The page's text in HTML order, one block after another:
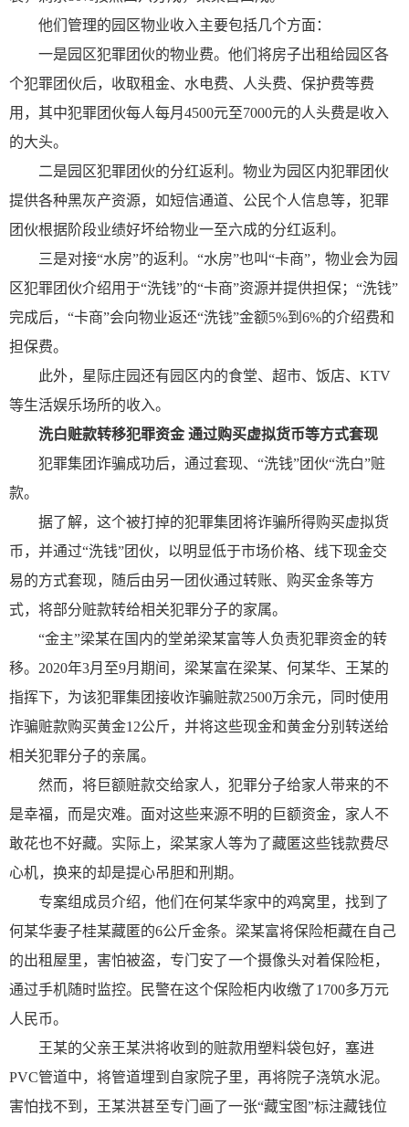
他们管理的园区物业收入主要包括几个方面：
一是园区犯罪团伙的物业费。他们将房子出租给园区各
个犯罪团伙后，收取租金、水电费、人头费、保护费等费
用，其中犯罪团伙每人每月4500元至7000元的人头费是收入
的大头。
二是园区犯罪团伙的分红返利。物业为园区内犯罪团伙
提供各种黑灰产资源，如短信通道、公民个人信息等，犯罪
团伙根据阶段业绩好坏给物业一至六成的分红返利。
三是对接“水房”的返利。“水房”也叫“卡商”，物业会为园
区犯罪团伙介绍用于“洗钱”的“卡商”资源并提供担保；“洗钱”
完成后，“卡商”会向物业返还“洗钱”金额5%到6%的介绍费和
担保费。
此外，星际庄园还有园区内的食堂、超市、饭店、KTV
等生活娱乐场所的收入。
洗白赃款转移犯罪资金 通过购买虚拟货币等方式套现
犯罪集团诈骗成功后，通过套现、“洗钱”团伙“洗白”赃
款。
据了解，这个被打掉的犯罪集团将诈骗所得购买虚拟货
币，并通过“洗钱”团伙，以明显低于市场价格、线下现金交
易的方式套现，随后由另一团伙通过转账、购买金条等方
式，将部分赃款转给相关犯罪分子的家属。
“金主”梁某在国内的堂弟梁某富等人负责犯罪资金的转
移。2020年3月至9月期间，梁某富在梁某、何某华、王某的
指挥下，为该犯罪集团接收诈骗赃款2500万余元，同时使用
诈骗赃款购买黄金12公斤，并将这些现金和黄金分别转送给
相关犯罪分子的亲属。
然而，将巨额赃款交给家人，犯罪分子给家人带来的不
是幸福，而是灾难。面对这些来源不明的巨额资金，家人不
敢花也不好藏。实际上，梁某家人等为了藏匿这些钱款费尽
心机，换来的却是提心吊胆和刑期。
专案组成员介绍，他们在何某华家中的鸡窝里，找到了
何某华妻子桂某藏匿的6公斤金条。梁某富将保险柜藏在自己
的出租屋里，害怕被盗，专门安了一个摄像头对着保险柜，
通过手机随时监控。民警在这个保险柜内收缴了1700多万元
人民币。
王某的父亲王某洪将收到的赃款用塑料袋包好，塞进
PVC管道中，将管道埋到自家院子里，再将院子浇筑水泥。
害怕找不到，王某洪甚至专门画了一张“藏宝图”标注藏钱位